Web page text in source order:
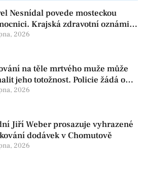
Nesnídal povede mosteckou
Krajská zdravotní oznámila
ve vedení
2026
na těle mrtvého muže může
jeho totožnost. Policie žádá o
2026
Jiří Weber prosazuje vyhrazené
dodávek v Chomutově
2026